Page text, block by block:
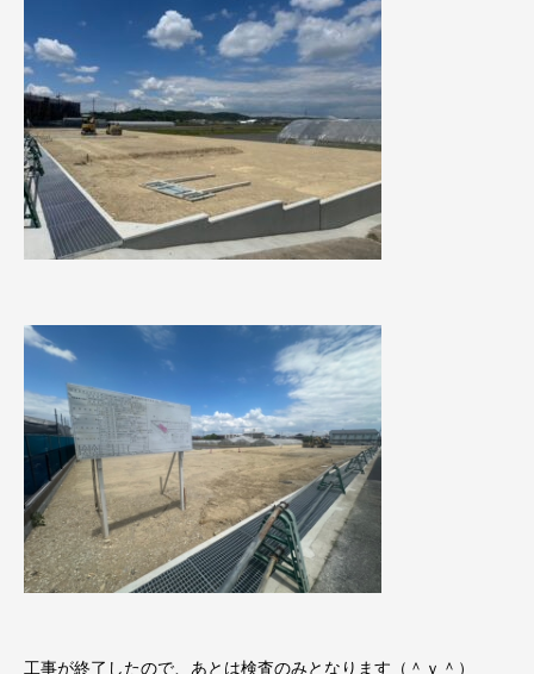
工事が終了したので、あとは検査のみとなります（＾ｖ＾）